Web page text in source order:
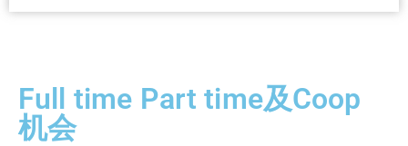
Full time Part time及Coop
机会​